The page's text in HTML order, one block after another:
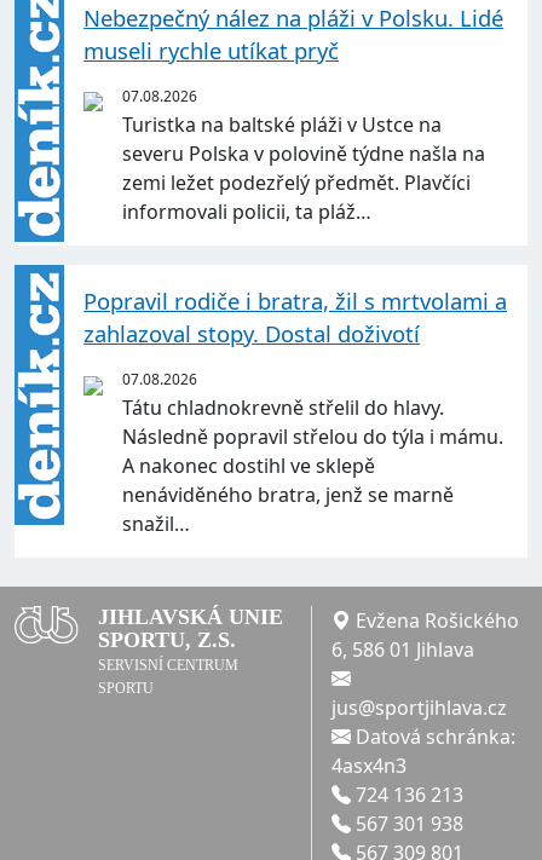
Nebezpečný nález na pláži v Polsku. Lidé
museli rychle utíkat pryč
07.08.2026
Turistka na baltské pláži v Ustce na
severu Polska v polovině týdne našla na
zemi ležet podezřelý předmět. Plavčíci
informovali policii, ta pláž…
Popravil rodiče i bratra, žil s mrtvolami a
zahlazoval stopy. Dostal doživotí
07.08.2026
Tátu chladnokrevně střelil do hlavy.
Následně popravil střelou do týla i mámu.
A nakonec dostihl ve sklepě
nenáviděného bratra, jenž se marně
snažil…
JIHLAVSKÁ UNIE
SPORTU, Z.S.
SERVISNÍ CENTRUM
SPORTU
Evžena Rošického
6, 586 01 Jihlava
jus@sportjihlava.cz
Datová schránka:
4asx4n3
724 136 213
567 301 938
567 309 801